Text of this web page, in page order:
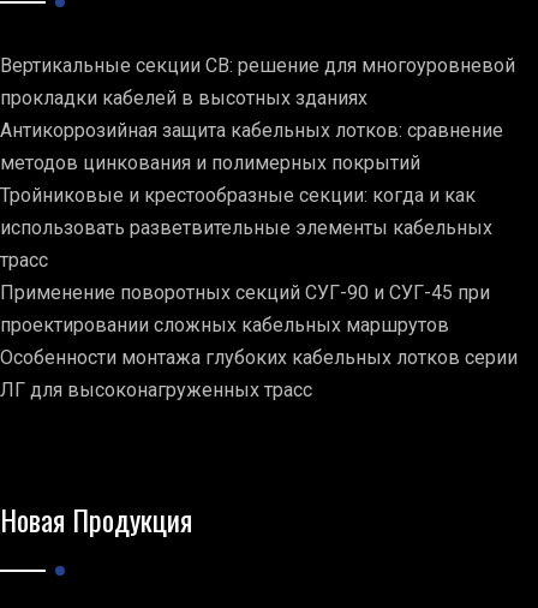
Вертикальные секции СВ: решение для многоуровневой
прокладки кабелей в высотных зданиях
Антикоррозийная защита кабельных лотков: сравнение
методов цинкования и полимерных покрытий
Тройниковые и крестообразные секции: когда и как
использовать разветвительные элементы кабельных
трасс
Применение поворотных секций СУГ-90 и СУГ-45 при
проектировании сложных кабельных маршрутов
Особенности монтажа глубоких кабельных лотков серии
ЛГ для высоконагруженных трасс
Новая Продукция